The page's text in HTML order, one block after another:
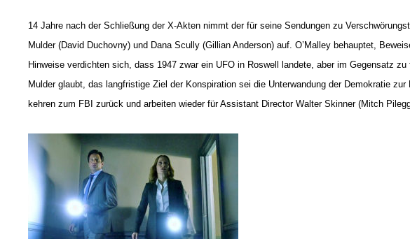
14 Jahre nach der Schließung der X-Akten nimmt der für seine Sendungen zu
Mulder (David Duchovny) und Dana Scully (Gillian Anderson) auf. O’Malley behauptet,
Hinweise verdichten sich, dass 1947 zwar ein UFO in Roswell landete, aber im Gegensatz
Mulder glaubt, das langfristige Ziel der Konspiration sei die Unterwandung der Demokratie
kehren zum FBI zurück und arbeiten wieder für Assistant Director Walter Skinner (Mitch